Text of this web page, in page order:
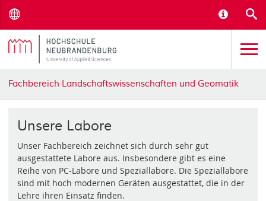
Fachbereich Landschaftswissenschaften und Geomatik
Unsere Labore
Unser Fachbereich zeichnet sich durch sehr gut
ausgestattete Labore aus. Insbesondere gibt es eine
Reihe von PC-Labore und Speziallabore. Die Speziallabore
sind mit hoch modernen Geräten ausgestattet, die in der
Lehre ihren Einsatz finden.